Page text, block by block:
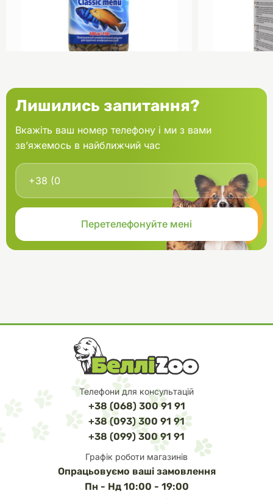
банка 150 г
В кошик
Aquael
Лишились запитання?
Вкажіть ваш номер телефону і ми з вами
зв’яжемось в найближчий час
Телефони для консультацій
+38 (068) 300 91 91
+38 (093) 300 91 91
+38 (099) 300 91 91
Графік роботи магазинів
Опрацьовуємо ваші замовлення
Пн - Нд 10:00 - 19:00